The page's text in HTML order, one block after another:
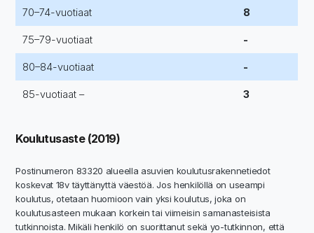
70–74-vuotiaat 8
75–79-vuotiaat -
80–84-vuotiaat -
85-vuotiaat – 3
Koulutusaste (2019)
Postinumeron 83320 alueella asuvien koulutusrakennetiedot
koskevat 18v täyttänyttä väestöä. Jos henkilöllä on useampi
koulutus, otetaan huomioon vain yksi koulutus, joka on
koulutusasteen mukaan korkein tai viimeisin samanasteisista
tutkinnoista. Mikäli henkilö on suorittanut sekä yo-tutkinnon, että